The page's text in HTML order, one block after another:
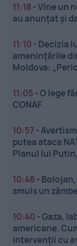
11:18 -Vine un
au anunțat și
11:10 - Decizia
amenințările
Moldova:
11:05 -O lege
CONAF
10:57 -
putea ataca
Planul lui
10:48 -
smuls un
10:40 -Gaza,
americane.
intervenții cu